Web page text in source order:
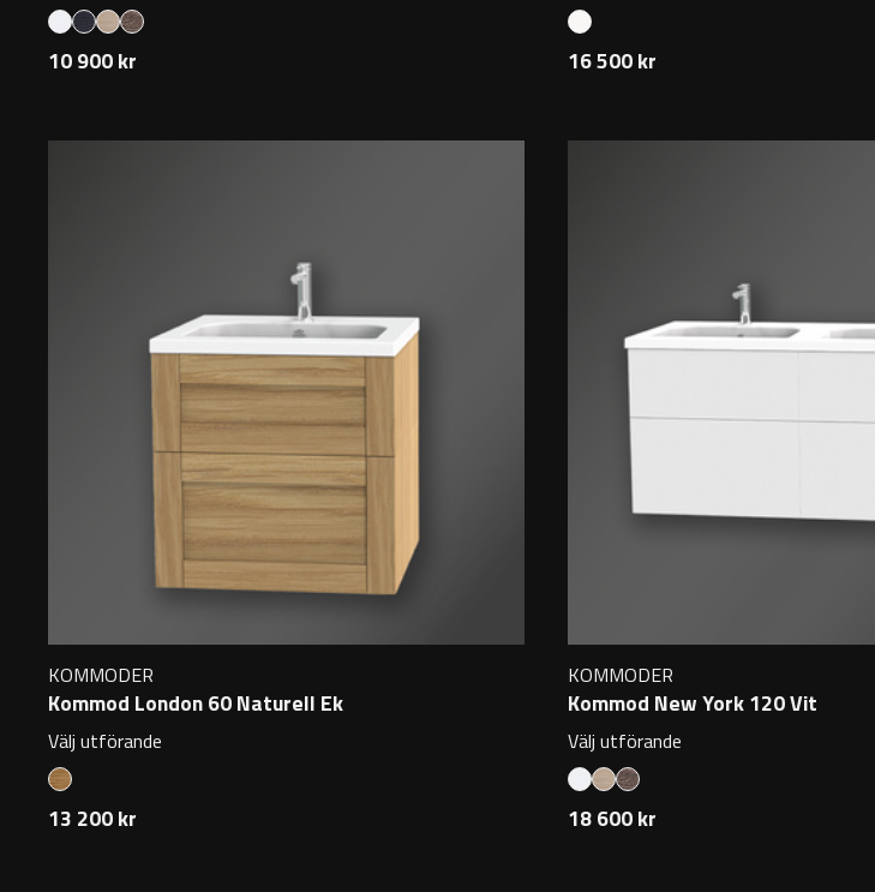
10 900 kr 16 500 kr
KOMMODER
Kommod London 60 Naturell Ek
Välj utförande
13 200 kr
KOMMODER
Kommod New York 120 Vit
Välj utförande
18 600 kr